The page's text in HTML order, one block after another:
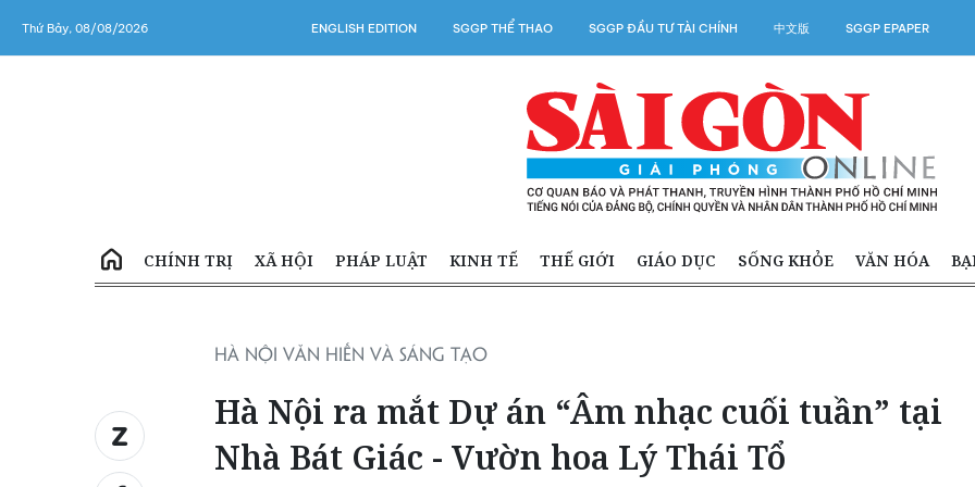
Thứ Bảy, 08/08/2026 ENGLISH EDITION SGGP THỂ THAO SGGP ĐẦU TƯ TÀI CHÍNH 中文版 SGGP EPAPER
CHÍNH TRỊ XÃ HỘI PHÁP LUẬT KINH TẾ THẾ GIỚI GIÁO DỤC SỐNG KHỎE VĂN HÓA
HÀ NỘI VĂN HIẾN VÀ SÁNG TẠO
Hà Nội ra mắt Dự án “Âm nhạc cuối tuần” tại
Nhà Bát Giác - Vườn hoa Lý Thái Tổ